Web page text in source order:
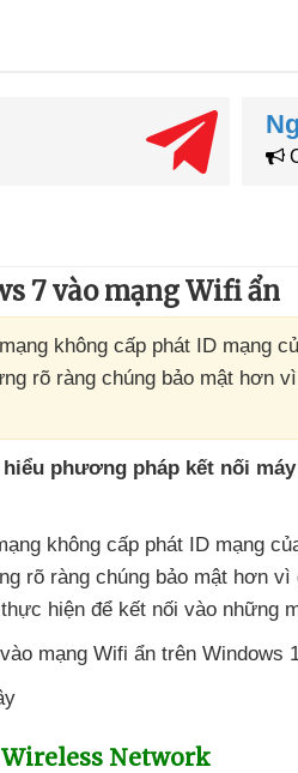
7 vào mạng Wifi ẩn
không cấp phát ID mạng
rõ ràng chúng bảo mật hơn
phương pháp kết nối
không cấp phát ID mạng
rõ ràng chúng bảo mật hơn vì
hiện để kết nối vào những
mạng Wifi ẩn trên Windows
Network